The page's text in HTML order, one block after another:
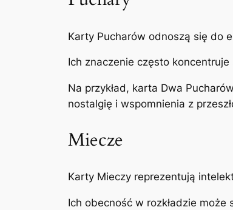
Karty Pucharów odnoszą się do
Ich znaczenie często
Na przykład, karta Dwa
nostalgię i wspomnienia z
Miecze
Karty Mieczy reprezentują
Ich obecność w rozkładzie